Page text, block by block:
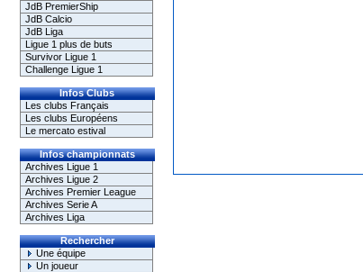
JdB PremierShip
JdB Calcio
JdB Liga
Ligue 1 plus de buts
Survivor Ligue 1
Challenge Ligue 1
Infos Clubs
Les clubs Français
Les clubs Européens
Le mercato estival
Infos championnats
Archives Ligue 1
Archives Ligue 2
Archives Premier League
Archives Serie A
Archives Liga
Rechercher
Une équipe
Un joueur